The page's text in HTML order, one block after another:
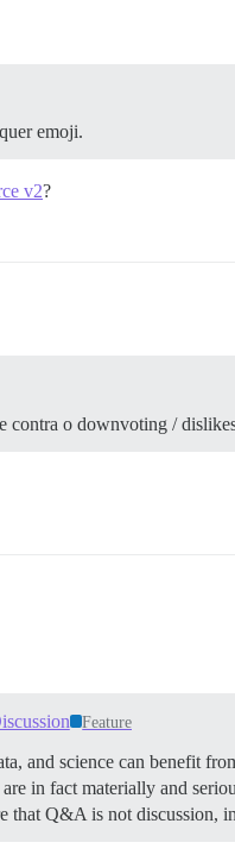
emoji.
v2?
o downvoting /
Feature
and science can benefit
in fact materially and
that Q&A is not